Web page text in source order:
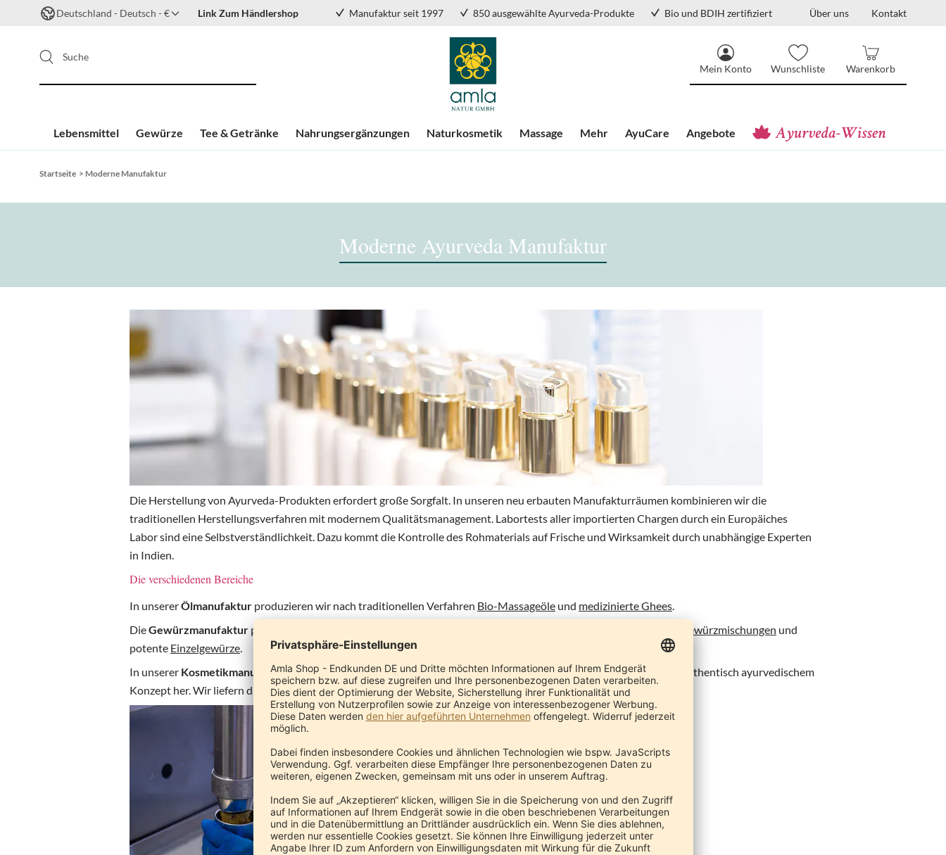
Deutschland - Deutsch - € Link Zum Händlershop Manufaktur seit 1997 850 ausgewählte Ayurveda-Produkte Bio und BDIH zertifiziert Über uns Kontakt
Lebensmittel Gewürze Tee & Getränke Nahrungsergänzungen Naturkosmetik Massage Mehr AyuCare Angebote
Mein Konto Wunschliste
Suche
Warenkorb
Startseite > Moderne Manufaktur
Moderne Ayurveda Manufaktur
Die Herstellung von Ayurveda-Produkten erfordert große Sorgfalt. In unseren neu erbauten Manufakturräumen kombinieren wir die
traditionellen Herstellungsverfahren mit modernem Qualitätsmanagement. Labortests aller importierten Chargen durch ein Europäiches
Labor sind eine Selbstverständlichkeit. Dazu kommt die Kontrolle des Rohmaterials auf Frische und Wirksamkeit durch unabhängige Experten
in Indien.
Die verschiedenen Bereiche
In unsererÖlmanufaktur produzieren wir nach traditionellen Verfahren Bio-Massageöle und medizinierte Ghees.
DieGewürzmanufaktur produziert aus frischen Bio-Gewürzen, teilweise selbst vermahlen und geröstet, köstliche Gewürzmischungen und
potente Einzelgewürze.
In unserer Kosmetikmanufakturstellen wir zertifizierte kontrollierteNaturkosmetikmit natürlichen Zutaten nach authentisch ayurvedischem
Konzept her. Wir liefern direkt an Händler, Therapeuten, Yogalehrer.